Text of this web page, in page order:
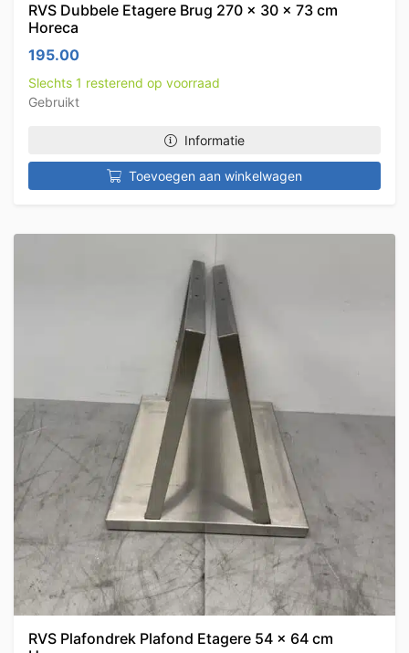
RVS Dubbele Etagere Brug 270 x 30 x 73 cm
Horeca
195.00
Slechts 1 resterend op voorraad
Gebruikt
Informatie
Toevoegen aan winkelwagen
RVS Plafondrek Plafond Etagere 54 x 64 cm